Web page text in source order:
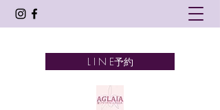
L I N E予約